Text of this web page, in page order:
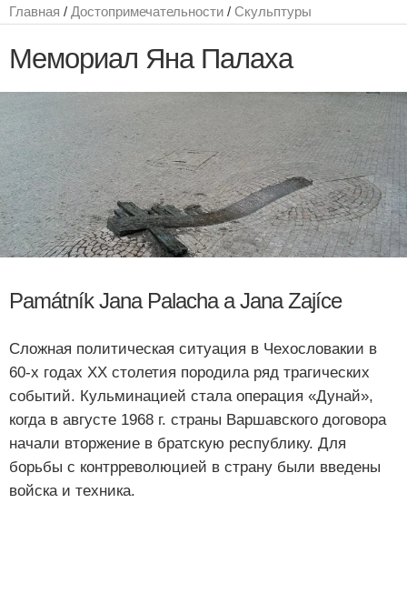
Главная / Достопримечательности / Скульптуры
Мемориал Яна Палаха
Památník Jana Palacha a Jana Zajíce
Сложная политическая ситуация в Чехословакии в
60-х годах XX столетия породила ряд трагических
событий. Кульминацией стала операция «Дунай»,
когда в августе 1968 г. страны Варшавского договора
начали вторжение в братскую республику. Для
борьбы с контрреволюцией в страну были введены
войска и техника.